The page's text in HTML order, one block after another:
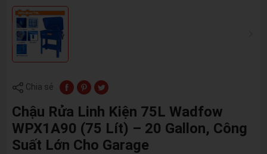
Chia sẻ
Chậu Rửa Linh Kiện 75L Wadfow
WPX1A90 (75 Lít) – 20 Gallon, Công
Suất Lớn Cho Garage